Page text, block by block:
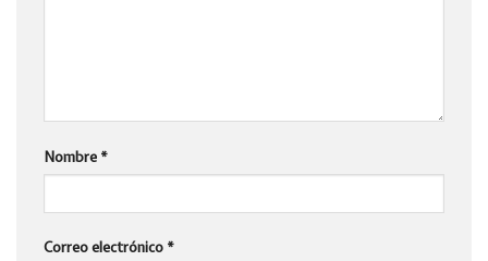
Nombre *
Correo electrónico *